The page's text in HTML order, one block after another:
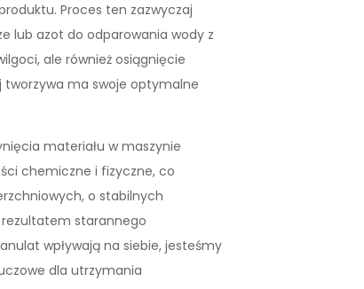
Proces ten zazwyczaj
lub azot do odparowania wody z
ale również osiągnięcie
tworzywa ma swoje optymalne
materiału w maszynie
chemiczne i fizyczne, co
o stabilnych
starannego
wpływają na siebie, jesteśmy
dla utrzymania